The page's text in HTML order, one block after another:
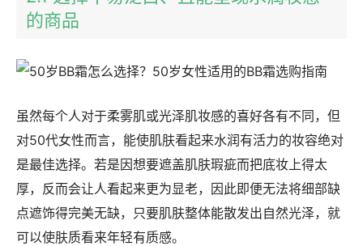
的商品
虽然每个人对于柔雾肌或光泽肌妆感的喜好各有不同，但
对50代女性而言，能使肌肤看起来水润有活力的妆容绝对
是最佳选择。若是因想要遮盖肌肤瑕疵而把底妆上得太
厚，反而会让人看起来更为显老，因此即便无法将细部缺
点遮饰得完美无缺，只要肌肤整体能散发出自然光泽，就
可以使肤质看来年轻有质感。